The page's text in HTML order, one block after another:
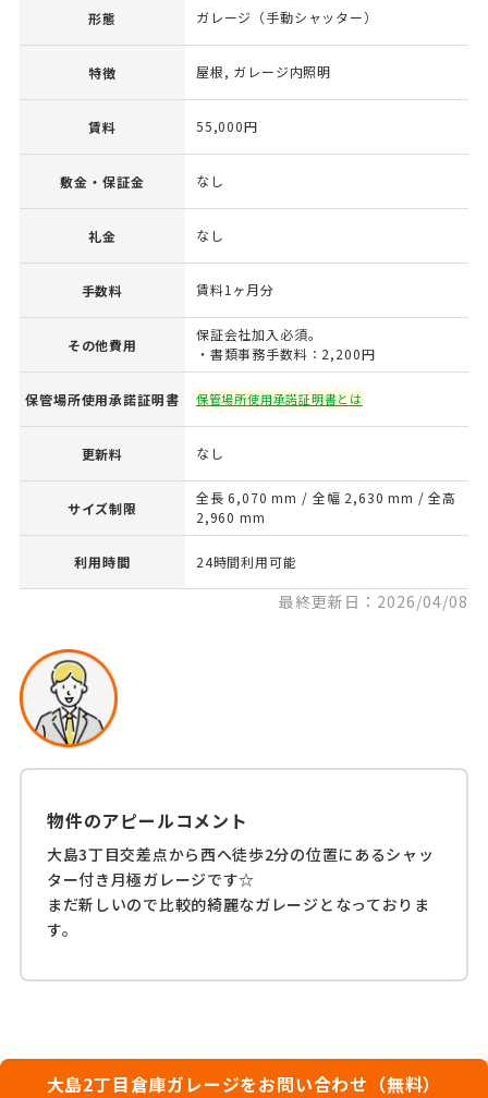
形態 ガレージ（手動シャッター）
特徴 屋根, ガレージ内照明
賃料 55,000円
敷金・保証金 なし
礼金 なし
手数料 賃料1ヶ月分
その他費用
保証会社加入必須。
・書類事務手数料：2,200円
保管場所使用承諾証明書 保管場所使用承諾証明書とは
更新料 なし
サイズ制限
全長 6,070 mm / 全幅 2,630 mm / 全高
2,960 mm
利用時間 24時間利用可能
最終更新日：2026/04/08
物件のアピールコメント
大島3丁目交差点から西へ徒歩2分の位置にあるシャッ
ター付き月極ガレージです☆
まだ新しいので比較的綺麗なガレージとなっておりま
す。
大島2丁目倉庫ガレージをお問い合わせ（無料）